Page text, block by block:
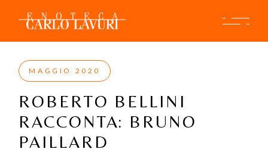
content
MAGGIO 2020
ROBERTO BELLINI
RACCONTA: BRUNO
PAILLARD